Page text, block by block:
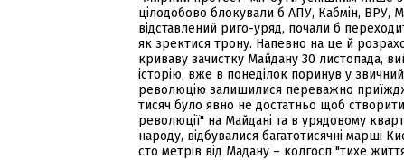
цілодобово блокували б АПУ, Кабмін, ВРУ,
відставлений риго-уряд, почали б
як зректися трону. Напевно на це й
криваву зачистку Майдану 30 листопада,
історію, вже в понеділок поринув у
революцію залишилися переважно приїжджі
тисяч було явно не достатньо щоб
революції" на Майдані та в урядовому
народу, відбувалися багатотисячні марші
сто метрів від Мадану – колгосп "тихе